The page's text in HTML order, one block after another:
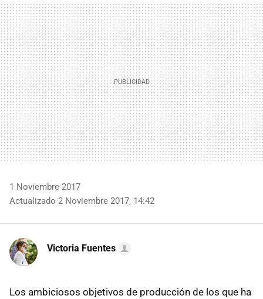
MAIL
1 Noviembre 2017
Actualizado 2 Noviembre 2017, 14:42
Victoria Fuentes
Los ambiciosos objetivos de producción de los que ha